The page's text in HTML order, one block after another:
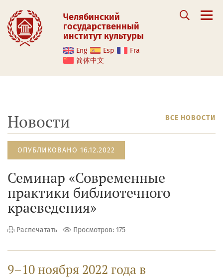
Челябинский
государственный
институт культуры
Eng Esp
Fra
简体中文
Новости ВСЕ НОВОСТИ
ОПУБЛИКОВАНО 16.12.2022
Семинар «Современные
практики библиотечного
краеведения»
Распечатать Просмотров: 175
9–10 ноября 2022 года в